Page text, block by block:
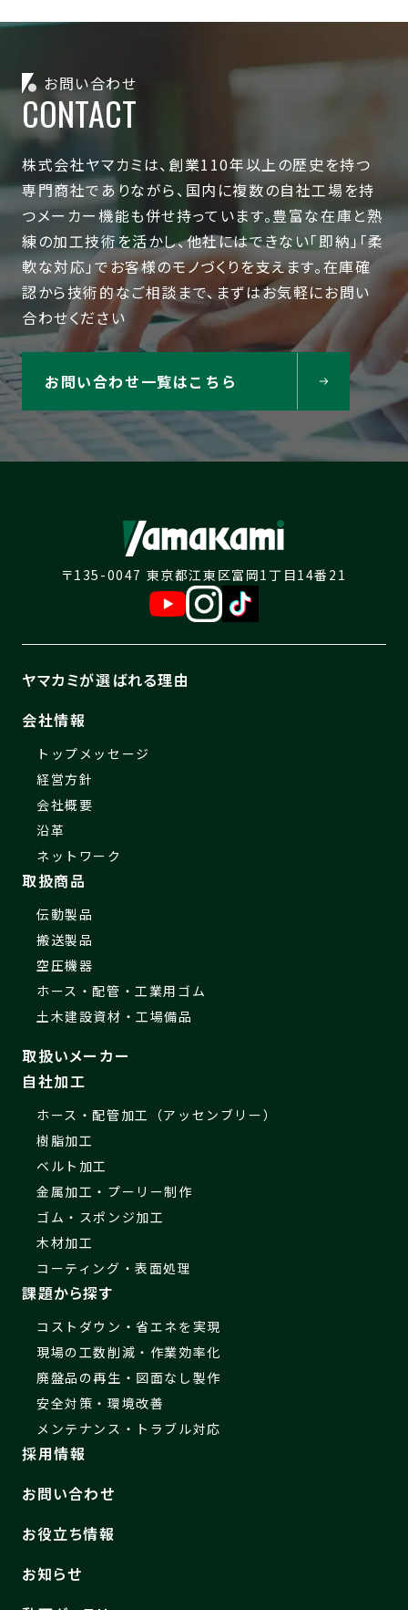
お問い合わせ
CONTACT
株式会社ヤマカミは、創業110年以上の歴史を持つ
専門商社でありながら、国内に複数の自社工場を持
つメーカー機能も併せ持っています。豊富な在庫と熟
練の加工技術を活かし、他社にはできない「即納」「柔
軟な対応」でお客様のモノづくりを支えます。在庫確
認から技術的なご相談まで、まずはお気軽にお問い
合わせください
お問い合わせ一覧はこちら
〒135-0047 東京都江東区富岡1丁目14番21
ヤマカミが選ばれる理由
会社情報
トップメッセージ
経営方針
会社概要
沿革
ネットワーク
取扱商品
伝動製品
搬送製品
空圧機器
ホース・配管・工業用ゴム
土木建設資材・工場備品
取扱いメーカー
自社加工
ホース・配管加工（アッセンブリー）
樹脂加工
ベルト加工
金属加工・プーリー制作
ゴム・スポンジ加工
木材加工
コーティング・表面処理
課題から探す
コストダウン・省エネを実現
現場の工数削減・作業効率化
廃盤品の再生・図面なし製作
安全対策・環境改善
メンテナンス・トラブル対応
採用情報
お問い合わせ
お役立ち情報
お知らせ